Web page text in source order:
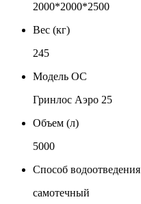
2000*2000*2500
Вес (кг)
245
Модель ОС
Гринлос Аэро 25
Объем (л)
5000
Способ водоотведения
самотечный